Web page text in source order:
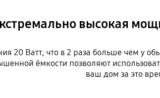
высокая
20 Ватт, что в 2 раза больше чем у
ёмкости позволяют
ваш дом за это